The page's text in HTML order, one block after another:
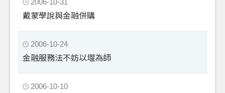
2006-10-31
戴蒙學說與金融併購
2006-10-24
金融服務法不妨以堰為師
2006-10-10